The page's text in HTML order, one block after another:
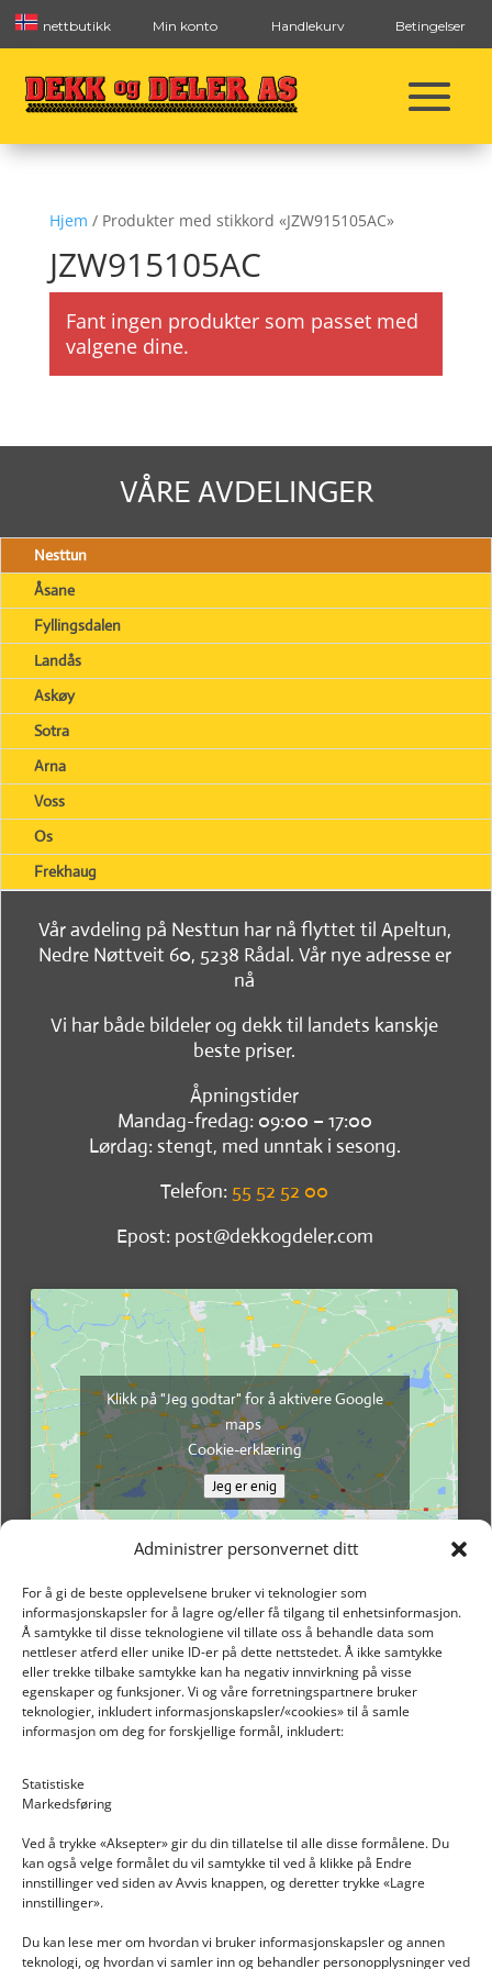
Administrer personvernet ditt
For å gi de beste opplevelsene bruker vi teknologier som
informasjonskapsler for å lagre og/eller få tilgang til enhetsinformasjon.
Å samtykke til disse teknologiene vil tillate oss å behandle data som
nettleser atferd eller unike ID-er på dette nettstedet. Å ikke samtykke
eller trekke tilbake samtykke kan ha negativ innvirkning på visse
egenskaper og funksjoner. Vi og våre forretningspartnere bruker
teknologier, inkludert informasjonskapsler/«cookies» til å samle
informasjon om deg for forskjellige formål, inkludert:
Statistiske
Markedsføring
Ved å trykke «Aksepter» gir du din tillatelse til alle disse formålene. Du
kan også velge formålet du vil samtykke til ved å klikke på Endre
innstillinger ved siden av Avvis knappen, og deretter trykke «Lagre
innstillinger».
Du kan lese mer om hvordan vi bruker informasjonskapsler og annen
teknologi, og hvordan vi samler inn og behandler personopplysninger ved
nettbutikk Min konto Handlekurv Betingelser
Hjem / Produkter med stikkord «JZW915105AC»
JZW915105AC
Fant ingen produkter som passet med
valgene dine.
VÅRE AVDELINGER
Nesttun
Åsane
Fyllingsdalen
Landås
Askøy
Sotra
Arna
Voss
Os
Frekhaug
Vår avdeling på Nesttun har nå flyttet til Apeltun,
Nedre Nøttveit 60, 5238 Rådal. Vår nye adresse er
nå
Vi har både bildeler og dekk til landets kanskje
beste priser.
Åpningstider
Mandag-fredag: 09:00 – 17:00
Lørdag: stengt, med unntak i sesong.
Telefon: 55 52 52 00
Epost: post@dekkogdeler.com
Klikk på "Jeg godtar" for å aktivere Google
maps
Cookie-erklæring
Jeg er enig
INFORMASJON